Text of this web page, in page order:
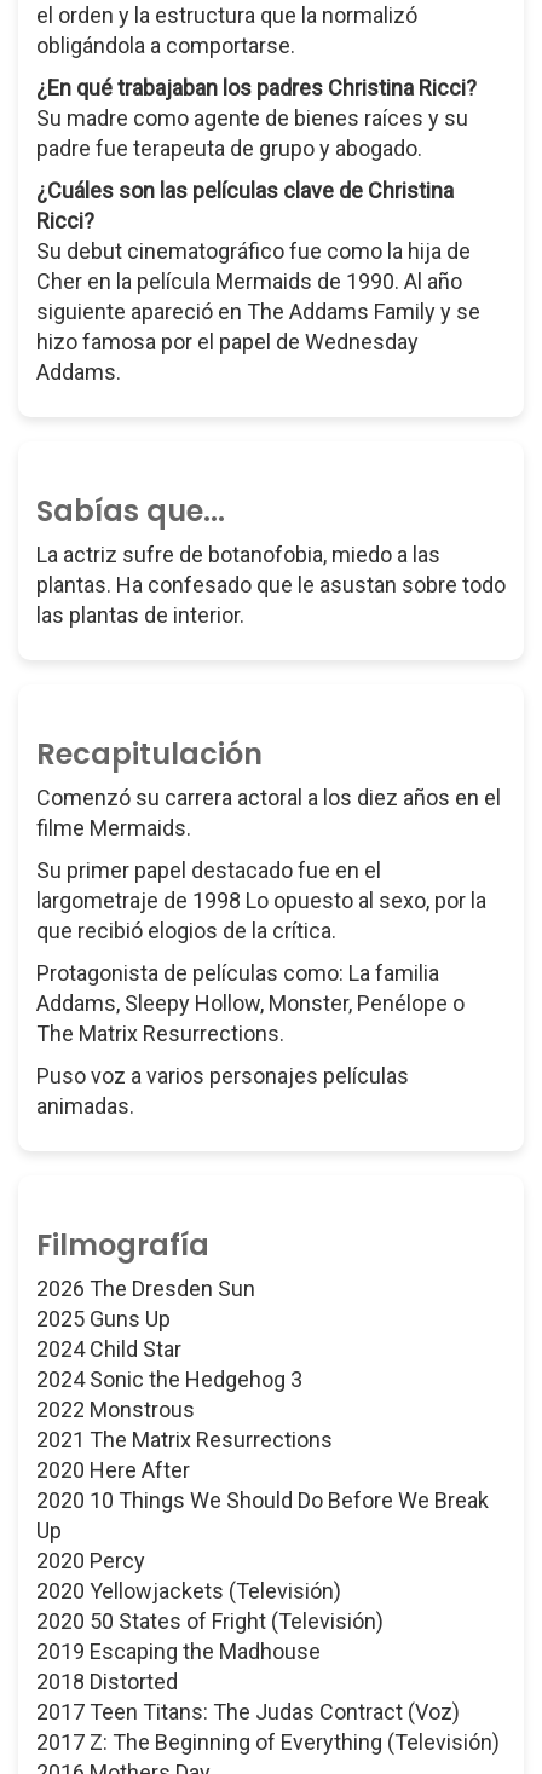
el orden y la estructura que la normalizó
obligándola a comportarse.
¿En qué trabajaban los padres Christina Ricci?
Su madre como agente de bienes raíces y su
padre fue terapeuta de grupo y abogado.
¿Cuáles son las películas clave de Christina
Ricci?
Su debut cinematográfico fue como la hija de
Cher en la película Mermaids de 1990. Al año
siguiente apareció en The Addams Family y se
hizo famosa por el papel de Wednesday
Addams.
Sabías que...
La actriz sufre de botanofobia, miedo a las
plantas. Ha confesado que le asustan sobre todo
las plantas de interior.
Recapitulación
Comenzó su carrera actoral a los diez años en el
filme Mermaids.
Su primer papel destacado fue en el
largometraje de 1998 Lo opuesto al sexo, por la
que recibió elogios de la crítica.
Protagonista de películas como: La familia
Addams, Sleepy Hollow, Monster, Penélope o
The Matrix Resurrections.
Puso voz a varios personajes películas
animadas.
Filmografía
2026 The Dresden Sun
2025 Guns Up
2024 Child Star
2024 Sonic the Hedgehog 3
2022 Monstrous
2021 The Matrix Resurrections
2020 Here After
2020 10 Things We Should Do Before We Break
Up
2020 Percy
2020 Yellowjackets (Televisión)
2020 50 States of Fright (Televisión)
2019 Escaping the Madhouse
2018 Distorted
2017 Teen Titans: The Judas Contract (Voz)
2017 Z: The Beginning of Everything (Televisión)